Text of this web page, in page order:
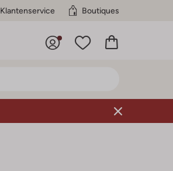
Klantenservice Boutiques